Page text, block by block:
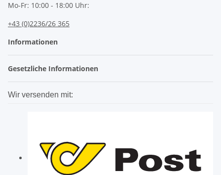
Mo-Fr: 10:00 - 18:00 Uhr:
+43 (0)2236/26 365
Informationen
Gesetzliche Informationen
Wir versenden mit: